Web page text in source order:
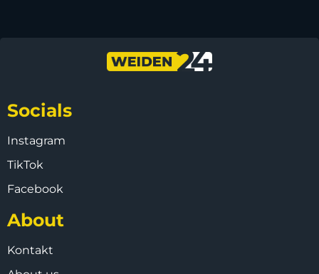
Socials
Instagram
TikTok
Facebook
About
Kontakt